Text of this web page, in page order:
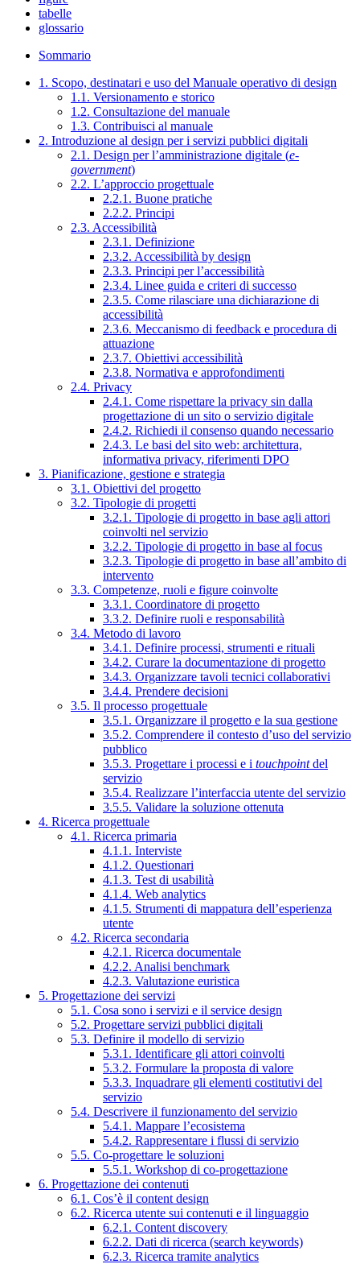
tabelle
glossario
Sommario
1. Scopo, destinatari e uso del Manuale operativo di design
1.1. Versionamento e storico
1.2. Consultazione del manuale
1.3. Contribuisci al manuale
2. Introduzione al design per i servizi pubblici digitali
2.1. Design per l’amministrazione digitale (e-
government)
2.2. L’approccio progettuale
2.2.1. Buone pratiche
2.2.2. Principi
2.3. Accessibilità
2.3.1. Definizione
2.3.2. Accessibilità by design
2.3.3. Principi per l’accessibilità
2.3.4. Linee guida e criteri di successo
2.3.5. Come rilasciare una dichiarazione di
accessibilità
2.3.6. Meccanismo di feedback e procedura di
attuazione
2.3.7. Obiettivi accessibilità
2.3.8. Normativa e approfondimenti
2.4. Privacy
2.4.1. Come rispettare la privacy sin dalla
progettazione di un sito o servizio digitale
2.4.2. Richiedi il consenso quando necessario
2.4.3. Le basi del sito web: architettura,
informativa privacy, riferimenti DPO
3. Pianificazione, gestione e strategia
3.1. Obiettivi del progetto
3.2. Tipologie di progetti
3.2.1. Tipologie di progetto in base agli attori
coinvolti nel servizio
3.2.2. Tipologie di progetto in base al focus
3.2.3. Tipologie di progetto in base all’ambito di
intervento
3.3. Competenze, ruoli e figure coinvolte
3.3.1. Coordinatore di progetto
3.3.2. Definire ruoli e responsabilità
3.4. Metodo di lavoro
3.4.1. Definire processi, strumenti e rituali
3.4.2. Curare la documentazione di progetto
3.4.3. Organizzare tavoli tecnici collaborativi
3.4.4. Prendere decisioni
3.5. Il processo progettuale
3.5.1. Organizzare il progetto e la sua gestione
3.5.2. Comprendere il contesto d’uso del servizio
pubblico
3.5.3. Progettare i processi e i touchpointdel
servizio
3.5.4. Realizzare l’interfaccia utente del servizio
3.5.5. Validare la soluzione ottenuta
4. Ricerca progettuale
4.1. Ricerca primaria
4.1.1. Interviste
4.1.2. Questionari
4.1.3. Test di usabilità
4.1.4. Web analytics
4.1.5. Strumenti di mappatura dell’esperienza
utente
4.2. Ricerca secondaria
4.2.1. Ricerca documentale
4.2.2. Analisi benchmark
4.2.3. Valutazione euristica
5. Progettazione dei servizi
5.1. Cosa sono i servizi e il service design
5.2. Progettare servizi pubblici digitali
5.3. Definire il modello di servizio
5.3.1. Identificare gli attori coinvolti
5.3.2. Formulare la proposta di valore
5.3.3. Inquadrare gli elementi costitutivi del
servizio
5.4. Descrivere il funzionamento del servizio
5.4.1. Mappare l’ecosistema
5.4.2. Rappresentare i flussi di servizio
5.5. Co-progettare le soluzioni
5.5.1. Workshop di co-progettazione
6. Progettazione dei contenuti
6.1. Cos’è il content design
6.2. Ricerca utente sui contenuti e il linguaggio
6.2.1. Content discovery
6.2.2. Dati di ricerca (search keywords)
6.2.3. Ricerca tramite analytics